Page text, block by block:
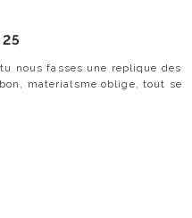
nous fasses une replique des
materialsme oblige, tout se